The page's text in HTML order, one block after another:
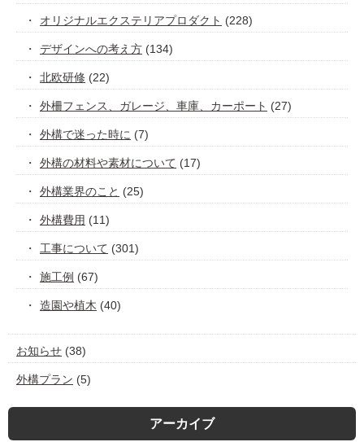
オリジナルエクステリアプロダクト (228)
デザインへの考え方 (134)
北欧研修 (22)
外柵フェンス、ガレージ、車庫、カーポート (27)
外構で迷った時に (7)
外構の材料や素材について (17)
外構業界のこと (25)
外構費用 (11)
工事について (301)
施工例 (67)
造園や植木 (40)
お知らせ (38)
外構プラン (5)
アーカイブ